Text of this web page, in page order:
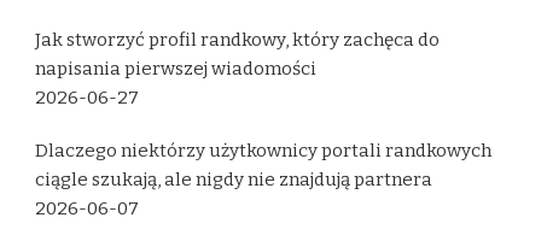
Jak stworzyć profil randkowy, który zachęca do
napisania pierwszej wiadomości
2026-06-27
Dlaczego niektórzy użytkownicy portali randkowych
ciągle szukają, ale nigdy nie znajdują partnera
2026-06-07